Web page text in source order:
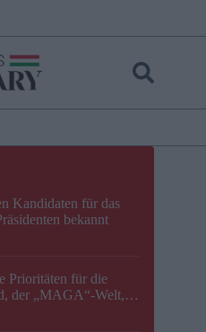
Kandidaten für das
bekannt
Prioritäten für die
der „MAGA“-Welt,